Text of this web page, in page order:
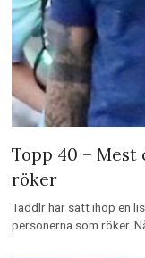
Topp 40 – Mest
röker
Taddlr har satt ihop en
personerna som röker.